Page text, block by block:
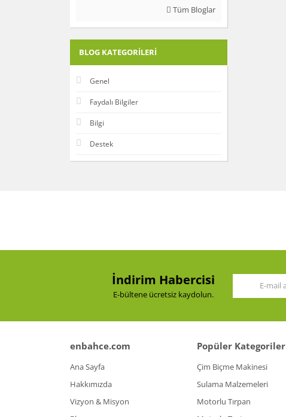
Tüm Bloglar
BLOG KATEGORILERI
Genel
Faydalı Bilgiler
Bilgi
Destek
İndirim Habercisi
E-bültene ücretsiz kaydolun.
enbahce.com
Ana Sayfa
Hakkımızda
Vizyon & Misyon
Popüler Kategoriler
Çim Biçme Makinesi
Sulama Malzemeleri
Motorlu Tırpan